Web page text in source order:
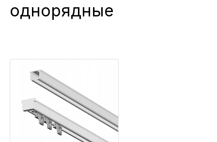
однорядные